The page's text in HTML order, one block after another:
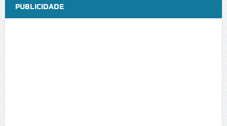
PUBLICIDADE